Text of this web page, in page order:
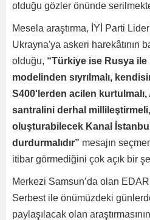
olduğu gözler önünde
Mesela araştırma, İYİ Parti
Ukrayna'ya askeri harekâtının
olduğu, “Türkiye ise Rusya ile
modelinden sıyrı lmal ı,
S400'lerden acilen kurtulmal ı,
santralini derhal millileş
oluşturabilecek Kanal
durdurmalıdır” mesajın
itibar görmediğini çok açık bir
Merkezi Samsun’da olan EDAR
Serbest ile önümüzdeki
paylaşılacak olan